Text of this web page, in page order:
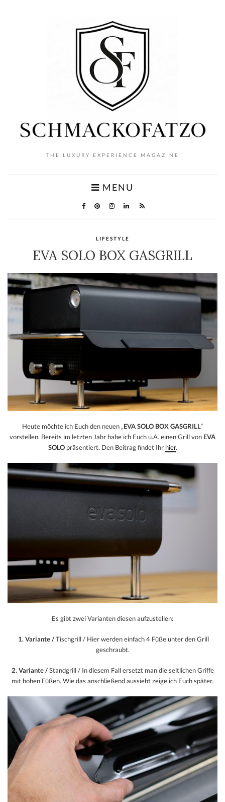
THE LUXURY EXPERIENCE MAGAZINE
MENU
LIFESTYLE
EVA SOLO BOX GASGRILL
Heute möchte ich Euch den neuen „EVA SOLO BOX GASGRILL“
vorstellen. Bereits im letzten Jahr habe ich Euch u.A. einen Grill von EVA
SOLOpräsentiert. Den Beitrag findet Ihr hier.
Es gibt zwei Varianten diesen aufzustellen:
1. Variante /Tischgrill / Hier werden einfach 4 Füße unter den Grill
geschraubt.
2. Variante /Standgrill / In diesem Fall ersetzt man die seitlichen Griffe
mit hohen Füßen. Wie das anschließend aussieht zeige ich Euch später.